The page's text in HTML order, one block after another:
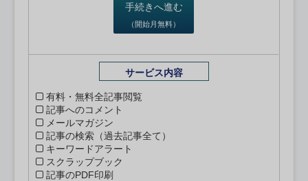
手続きへ進む
（開始月無料）
サービス内容
有料・無料全記事閲覧
記事へのコメント
メールマガジン
記事の検索（過去記事全て）
キーワードアラート
スクラップブック
記事のPDF印刷